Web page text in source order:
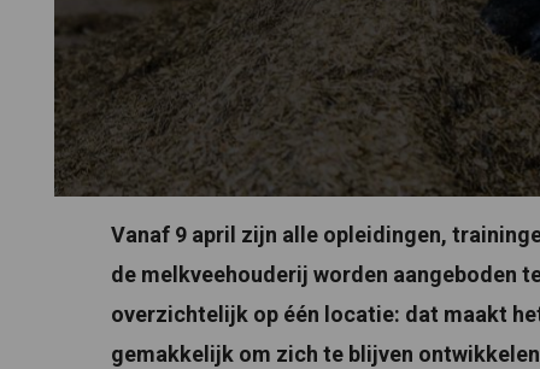
Vanaf 9 april zijn alle opleidingen,
de melkveehouderij worden aangeboden
overzichtelijk op één locatie: dat maakt
gemakkelijk om zich te blijven